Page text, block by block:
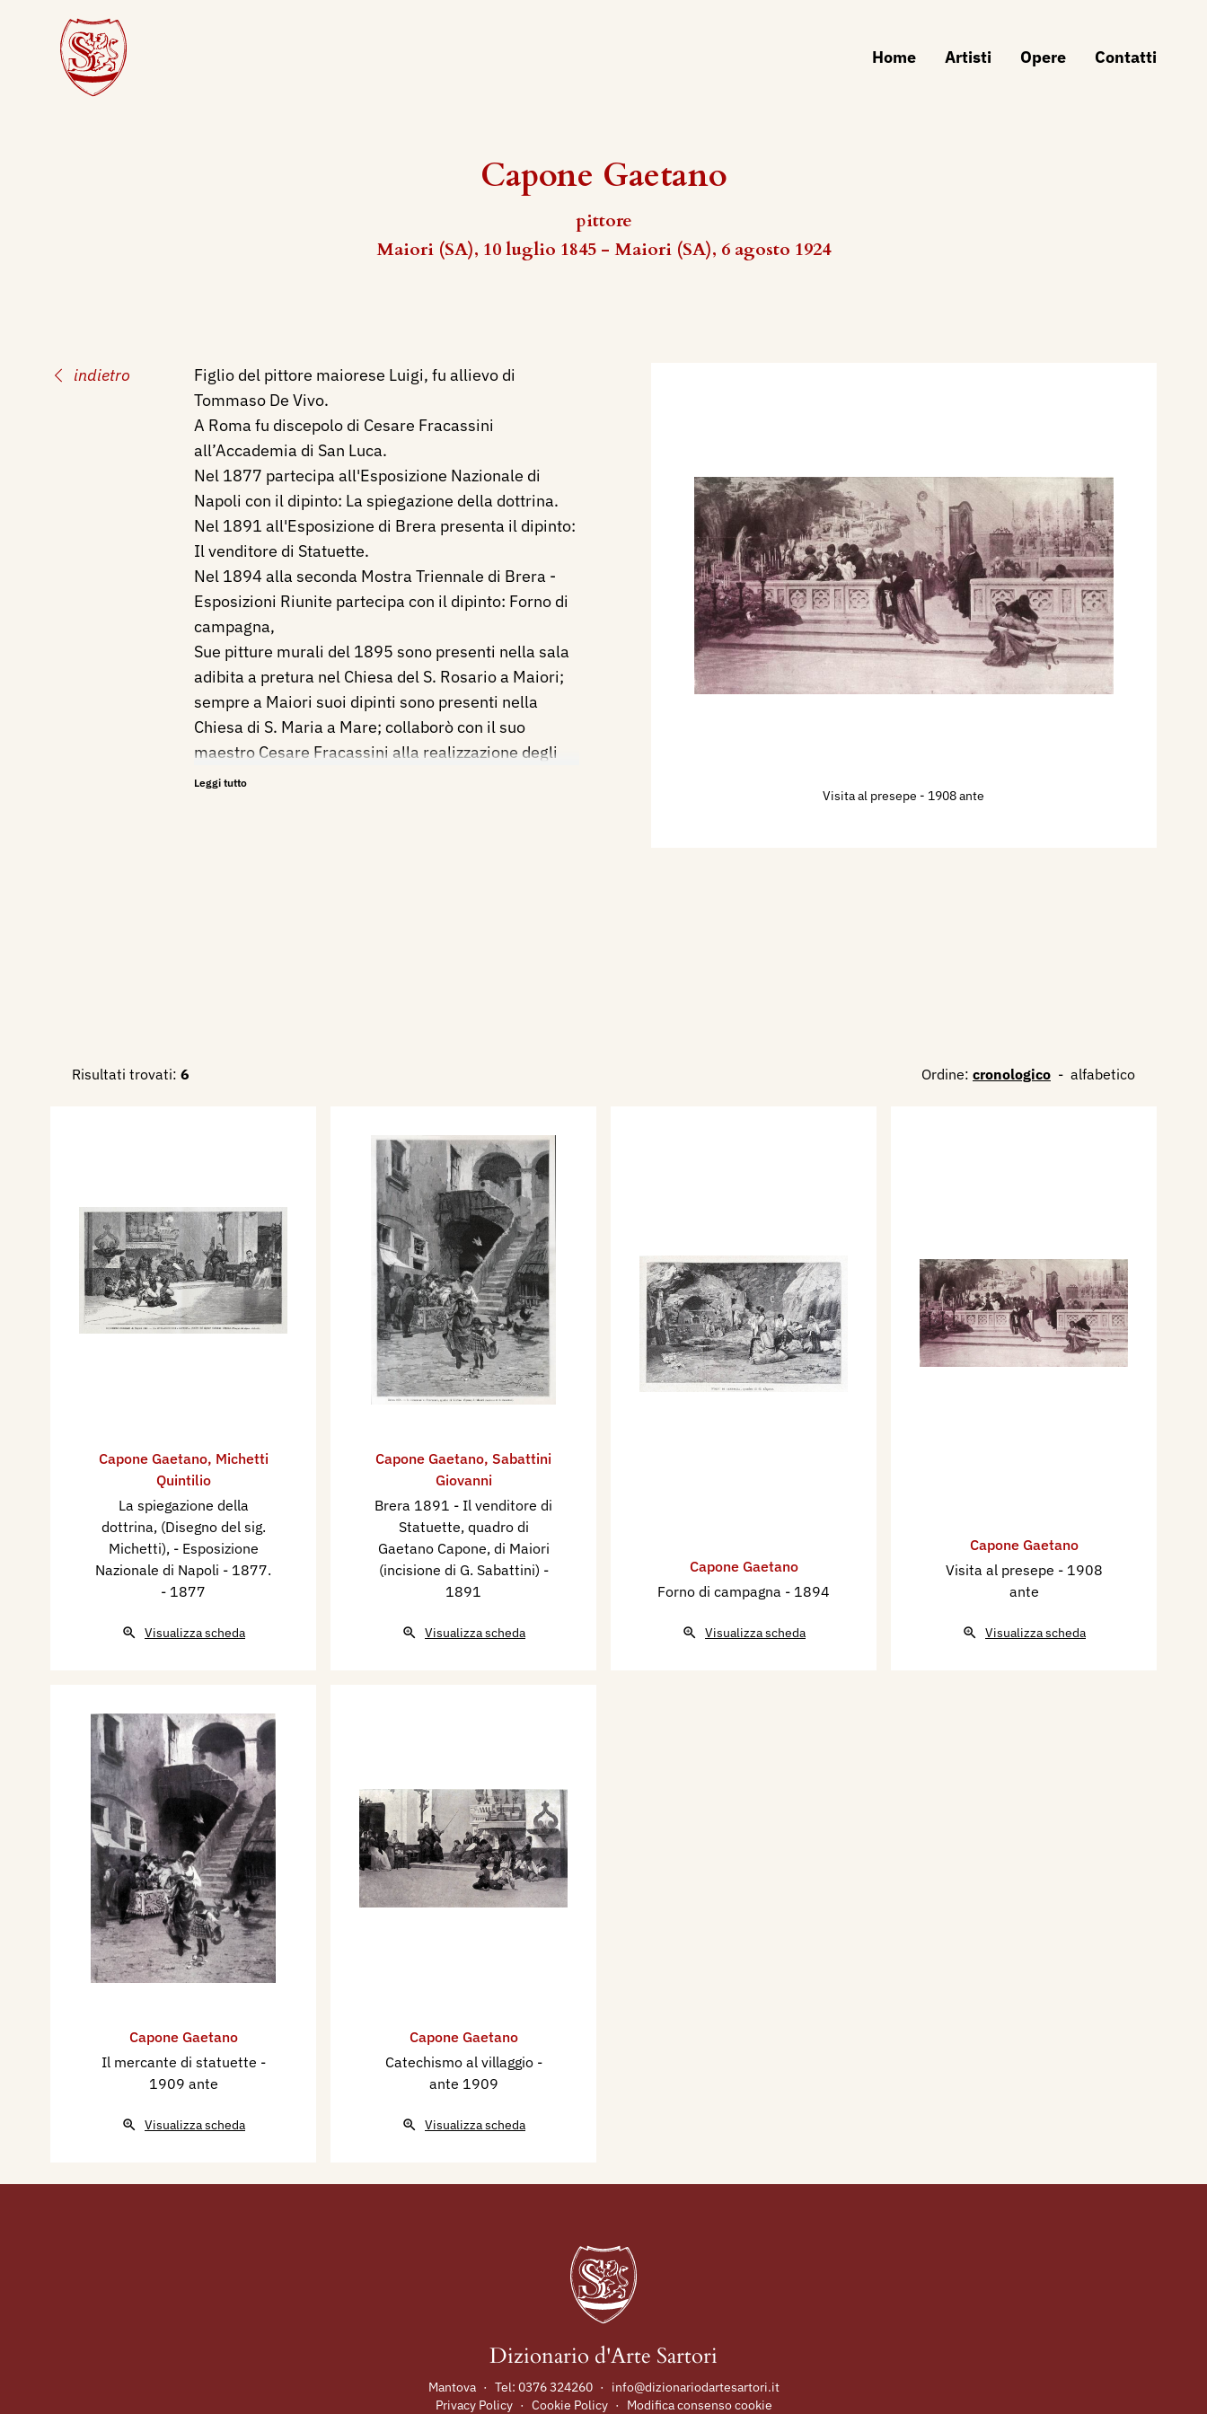
Home Artisti Opere Contatti
Capone Gaetano
pittore
Maiori (SA), 10 luglio 1845 - Maiori (SA), 6 agosto 1924
indietro
Visita al presepe - 1908 ante
Figlio del pittore maiorese Luigi, fu allievo di
Tommaso De Vivo.
A Roma fu discepolo di Cesare Fracassini
all’Accademia di San Luca.
Nel 1877 partecipa all'Esposizione Nazionale di
Napoli con il dipinto: La spiegazione della dottrina.
Nel 1891 all'Esposizione di Brera presenta il dipinto:
Il venditore di Statuette.
Nel 1894 alla seconda Mostra Triennale di Brera -
Esposizioni Riunite partecipa con il dipinto: Forno di
campagna,
Sue pitture murali del 1895 sono presenti nella sala
adibita a pretura nel Chiesa del S. Rosario a Maiori;
sempre a Maiori suoi dipinti sono presenti nella
Chiesa di S. Maria a Mare; collaborò con il suo
maestro Cesare Fracassini alla realizzazione degli
affreschi della Basilica di San Lorenzo fuori le mura a
Sabattini), L'Illustrazione Italiana, Milano, Anno
XVIII - 1° semestre, p. 364.
1894 - Brera alle Esposizioni Riunite - Forno di
campagna, quadro di G. Capone,(cant. zano inc),
L'Illustrazione Italiana, Milano, Anno XXI - 2°
semestre, pp. 53, 63.
1894 - Ed. Ximens, Un'ultima parola sulla
Esposizione artistica, L'Illustrazione Italiana, Milano,
Anno XXI - 2° semestre, pp. 295/296.
1908 - "Visita al presepe" costumi meridionali,
quadro di G. Capone, Natura ed Arte, Milano,
Leggi tutto
Risultati trovati: 6 Ordine: cronologico - alfabetico
Capone Gaetano, Michetti
Quintilio
La spiegazione della
dottrina, (Disegno del sig.
Michetti), - Esposizione
Nazionale di Napoli - 1877.
- 1877
Visualizza scheda
Capone Gaetano, Sabattini
Giovanni
Brera 1891 - Il venditore di
Statuette, quadro di
Gaetano Capone, di Maiori
(incisione di G. Sabattini) -
1891
Visualizza scheda
Capone Gaetano
Forno di campagna - 1894
Visualizza scheda
Capone Gaetano
Visita al presepe - 1908
ante
Visualizza scheda
Capone Gaetano
Il mercante di statuette -
1909 ante
Visualizza scheda
Capone Gaetano
Catechismo al villaggio -
ante 1909
Visualizza scheda
Dizionario d'Arte Sartori
Mantova · Tel: 0376 324260 ·
info@dizionariodartesartori.it
Privacy Policy · Cookie Policy · Modifica consenso cookie